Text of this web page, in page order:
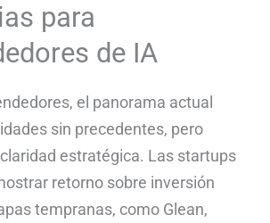
para
de IA
el panorama actual
sin precedentes, pero
estratégica. Las startups
retorno sobre inversión
tempranas, como Glean,